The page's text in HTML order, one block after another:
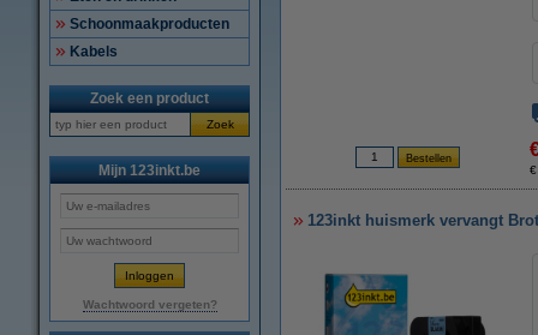
Schoonmaakproducten
Kabels
Zoek een product
Zoek
Mijn 123inkt.be
Wachtwoord vergeten?
123inkt huismerk vervangt